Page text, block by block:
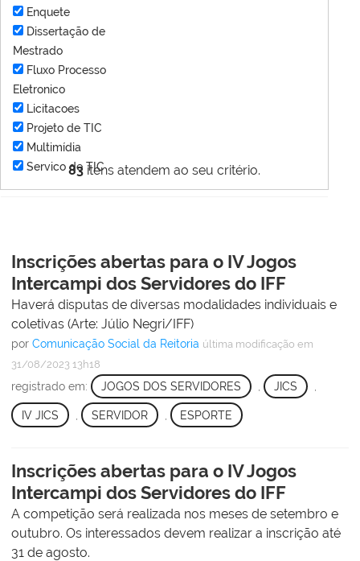
83 itens atendem ao seu critério.
Enquete
Dissertação de
Mestrado
Fluxo Processo
Eletronico
Licitacoes
Projeto de TIC
Multimídia
Servico de TIC
Inscrições abertas para o IV Jogos
Intercampi dos Servidores do IFF
Haverá disputas de diversas modalidades individuais e
coletivas (Arte: Júlio Negri/IFF)
por Comunicação Social da Reitoria última modificação em
31/08/2023 13h18
registrado em: JOGOS DOS SERVIDORES JICS
IV JICS SERVIDOR ESPORTE
Inscrições abertas para o IV Jogos
Intercampi dos Servidores do IFF
A competição será realizada nos meses de setembro e
outubro. Os interessados devem realizar a inscrição até
31 de agosto.